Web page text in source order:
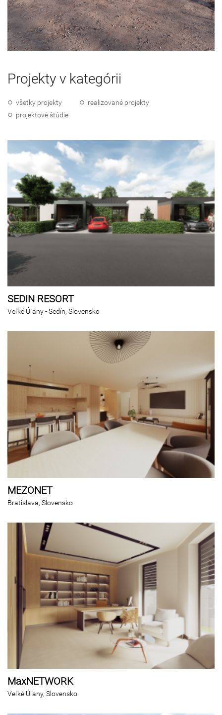
Projekty v kategórii
všetky projekty
realizované projekty
projektové štúdie
SEDIN RESORT
Veľké Úľany - Sedín, Slovensko
MEZONET
Bratislava, Slovensko
MaxNETWORK
Veľké Úľany, Slovensko